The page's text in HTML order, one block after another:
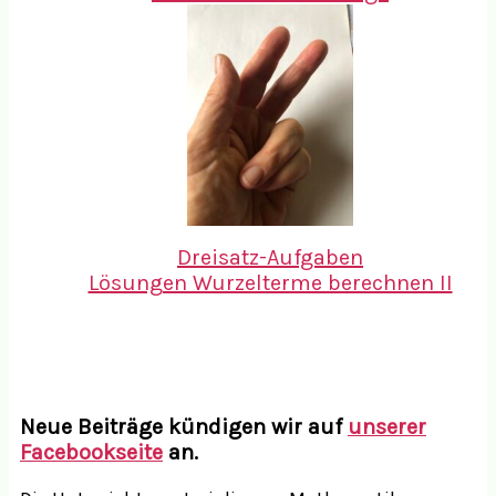
Dreisatz-Aufgaben
Lösungen Wurzelterme berechnen II
Neue Beiträge kündigen wir auf unserer
Facebookseite an.